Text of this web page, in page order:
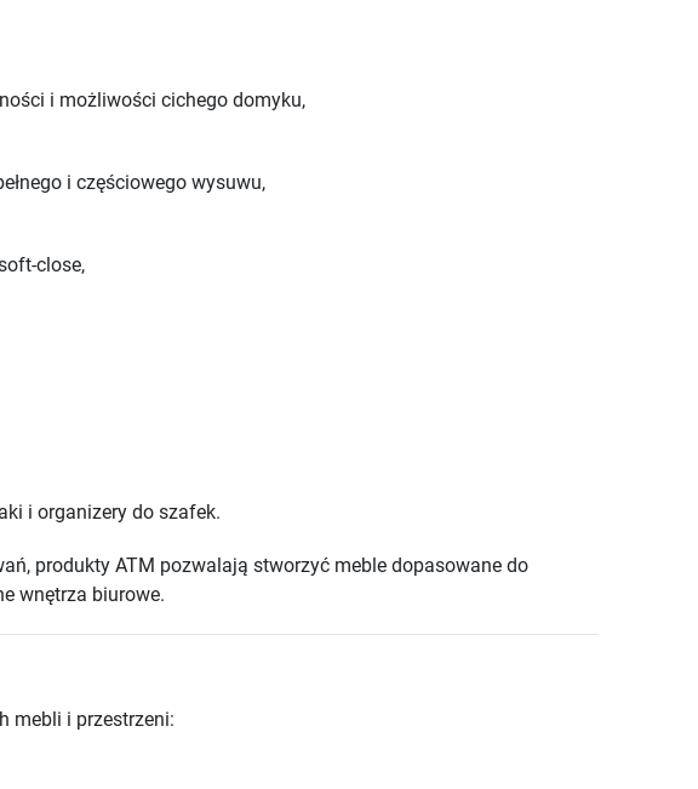
i możliwości cichego domyku,
i częściowego wysuwu,
close,
i organizery do szafek.
produkty ATM pozwalają stworzyć meble dopasowane do
wnętrza biurowe.
mebli i przestrzeni: